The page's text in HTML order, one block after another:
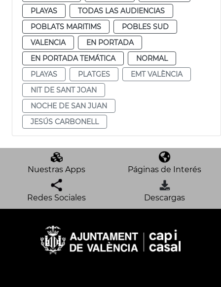
PLAYAS
TODAS LAS AUDIENCIAS
POBLATS MARITIMS
POBLES SUD
VALENCIA
EN PORTADA
EN PORTADA TEMÁTICA
NORMAL
PLAYAS
PLATGES
EMT VALÈNCIA
NIT DE SANT JOAN
NOCHE DE SAN JUAN
JESÚS CARBONELL
Nuestras Apps Páginas de Interés
Redes Sociales Descargas